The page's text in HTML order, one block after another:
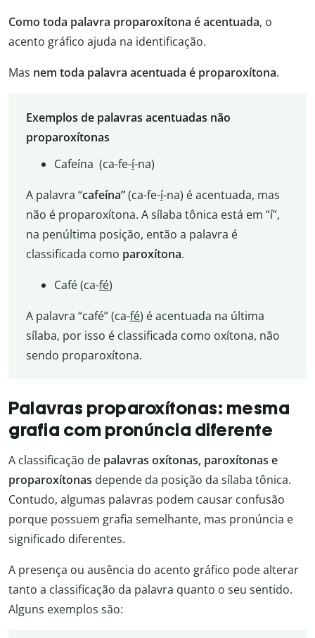
Como toda palavra proparoxítona é acentuada, o
acento gráfico ajuda na identificação.
Mas nem toda palavra acentuada é proparoxítona.
Exemplos de palavras acentuadas não
proparoxítonas
Cafeína (ca-fe-í-na)
A palavra “cafeína”(ca-fe-í-na) é acentuada, mas
não é proparoxítona. A sílaba tônica está em “í”,
na penúltima posição, então a palavra é
classificada como paroxítona.
Café (ca-fé)
A palavra “café” (ca-fé) é acentuada na última
sílaba, por isso é classificada como oxítona, não
sendo proparoxítona.
Palavras proparoxítonas: mesma
grafia com pronúncia diferente
A classificação de palavras oxítonas, paroxítonas e
proparoxítonas depende da posição da sílaba tônica.
Contudo, algumas palavras podem causar confusão
porque possuem grafia semelhante, mas pronúncia e
significado diferentes.
A presença ou ausência do acento gráfico pode alterar
tanto a classificação da palavra quanto o seu sentido.
Alguns exemplos são: